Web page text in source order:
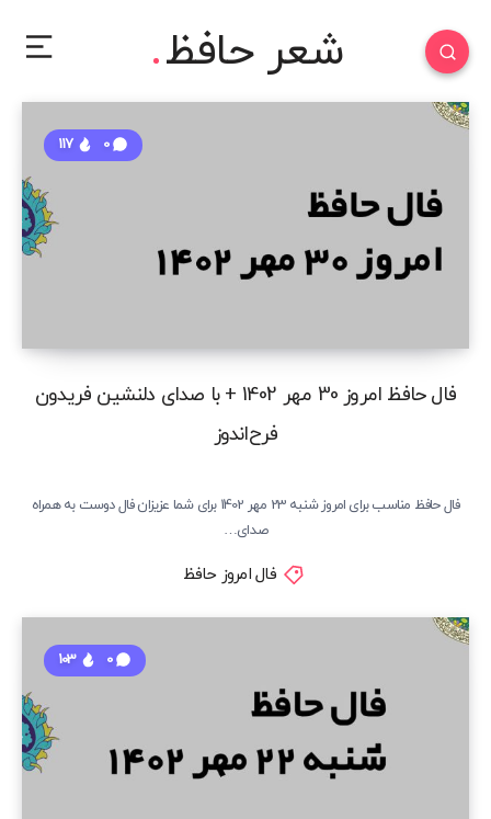
شعر حافظ
فال حافظ امروز 30 مهر 1402 + با صدای دلنشین فریدون
فرح‌اندوز
0
117
فال حافظ مناسب برای امروز شنبه 23 مهر 1402 برای شما عزیزان فال دوست به همراه
صدای…
فال امروز حافظ
0
103